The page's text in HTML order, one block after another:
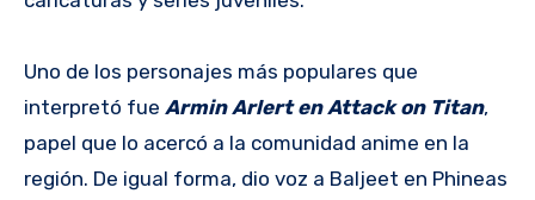
Uno de los personajes más populares que
interpretó fue Armin Arlert en Attack on Titan,
papel que lo acercó a la comunidad anime en la
región. De igual forma, dio voz a Baljeet en Phineas